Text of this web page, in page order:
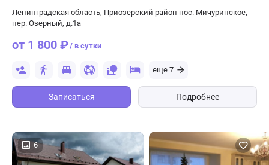
Ленинградская область, Приозерский район пос. Мичуринское,
пер. Озерный, д.1а
от 1 800 ₽/ в сутки
еще 7
Записаться Подробнее
6